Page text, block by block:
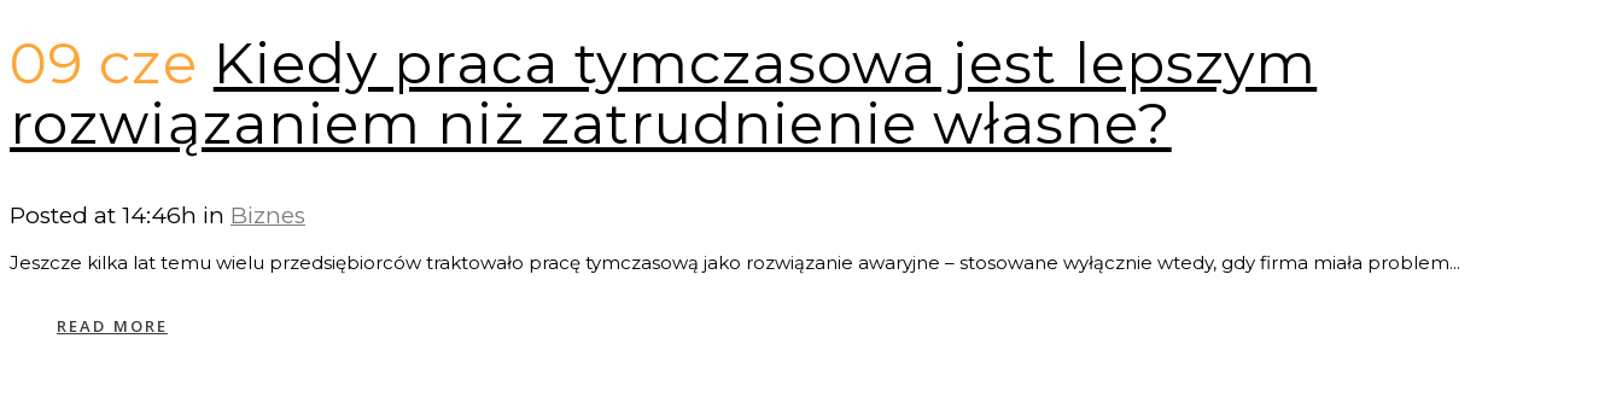
09 cze Kiedy praca tymczasowa jest lepszym
rozwiązaniem niż zatrudnienie własne?
Posted at 14:46h in Biznes
Jeszcze kilka lat temu wielu przedsiębiorców traktowało pracę tymczasową jako rozwiązanie awaryjne – stosowane wyłącznie wtedy, gdy firma miała problem...
READ MORE